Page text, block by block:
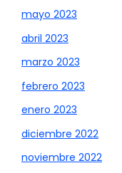
mayo 2023
abril 2023
marzo 2023
febrero 2023
enero 2023
diciembre 2022
noviembre 2022